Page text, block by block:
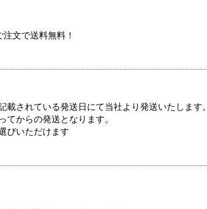
文で送料無料！
されている発送日にて当社より発送いたします。
てからの発送となります。
びいただけます